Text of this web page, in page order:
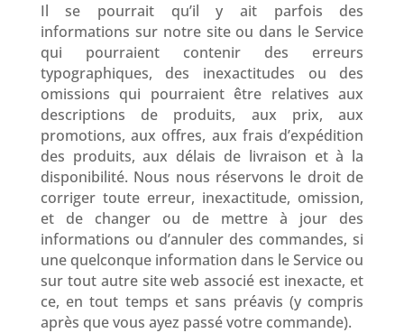
Il se pourrait qu’il y ait parfois des
informations sur notre site ou dans le Service
qui pourraient contenir des erreurs
typographiques, des inexactitudes ou des
omissions qui pourraient être relatives aux
descriptions de produits, aux prix, aux
promotions, aux offres, aux frais d’expédition
des produits, aux délais de livraison et à la
disponibilité. Nous nous réservons le droit de
corriger toute erreur, inexactitude, omission,
et de changer ou de mettre à jour des
informations ou d’annuler des commandes, si
une quelconque information dans le Service ou
sur tout autre site web associé est inexacte, et
ce, en tout temps et sans préavis (y compris
après que vous ayez passé votre commande).